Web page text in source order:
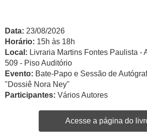
Data: 23/08/2026
Horário: 15h às 18h
Local: Livraria Martins Fontes Paulista -
509 - Piso Auditório
Evento: Bate-Papo e Sessão de
"Dossiê Nora Ney"
Participantes: Vários Autores
Acesse a página do